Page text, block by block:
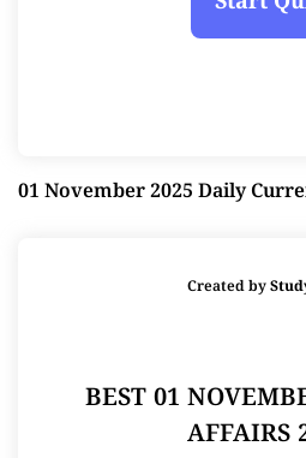
01 November 2025 Daily
Created by
BEST 01
AFFAIRS